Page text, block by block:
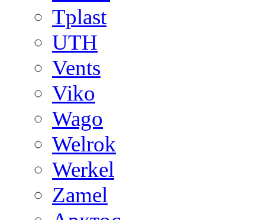
Tplast
UTH
Vents
Viko
Wago
Welrok
Werkel
Zamel